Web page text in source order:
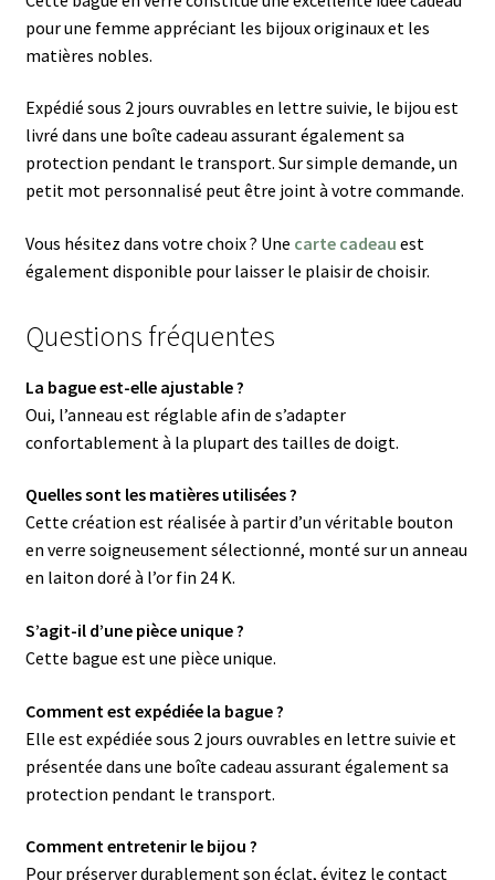
pour une femme appréciant les bijoux originaux et les
matières nobles.
Expédié sous 2 jours ouvrables en lettre suivie, le bijou est
livré dans une boîte cadeau assurant également sa
protection pendant le transport. Sur simple demande, un
petit mot personnalisé peut être joint à votre commande.
Vous hésitez dans votre choix ? Une carte cadeau est
également disponible pour laisser le plaisir de choisir.
Questions fréquentes
La bague est-elle ajustable ?
Oui, l’anneau est réglable afin de s’adapter
confortablement à la plupart des tailles de doigt.
Quelles sont les matières utilisées ?
Cette création est réalisée à partir d’un véritable bouton
en verre soigneusement sélectionné, monté sur un anneau
en laiton doré à l’or fin 24 K.
S’agit-il d’une pièce unique ?
Cette bague est une pièce unique.
Comment est expédiée la bague ?
Elle est expédiée sous 2 jours ouvrables en lettre suivie et
présentée dans une boîte cadeau assurant également sa
protection pendant le transport.
Comment entretenir le bijou ?
Pour préserver durablement son éclat, évitez le contact